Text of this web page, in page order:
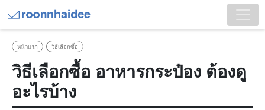
หน้าแรก วิธีเลือกซื้อ
วิธีเลือกซื้อ อาหารกระป๋อง ต้องดู
อะไรบ้าง